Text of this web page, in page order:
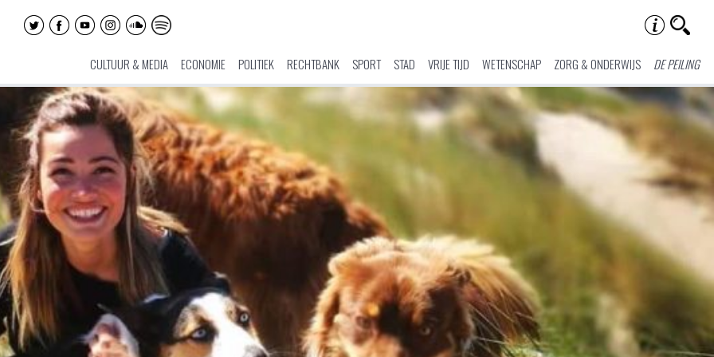
CULTUUR & MEDIA ECONOMIE POLITIEK RECHTBANK SPORT STAD VRIJE TIJD WETENSCHAP ZORG & ONDERWIJS DE PEILING